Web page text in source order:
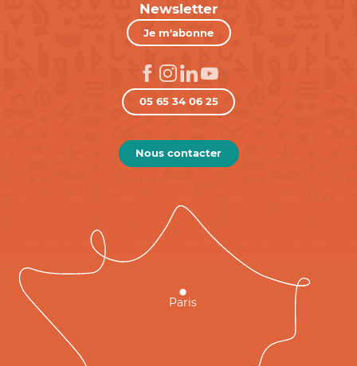
Newsletter
Je m'abonne
05 65 34 06 25
Nous contacter
Paris